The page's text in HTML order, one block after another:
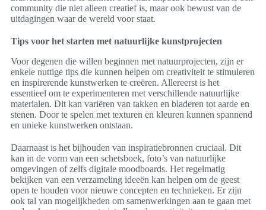
community die niet alleen creatief is, maar ook bewust van de
uitdagingen waar de wereld voor staat.
Tips voor het starten met natuurlijke kunstprojecten
Voor degenen die willen beginnen met natuurprojecten, zijn er
enkele nuttige tips die kunnen helpen om creativiteit te stimuleren
en inspirerende kunstwerken te creëren. Allereerst is het
essentieel om te experimenteren met verschillende natuurlijke
materialen. Dit kan variëren van takken en bladeren tot aarde en
stenen. Door te spelen met texturen en kleuren kunnen spannend
en unieke kunstwerken ontstaan.
Daarnaast is het bijhouden van inspiratiebronnen cruciaal. Dit
kan in de vorm van een schetsboek, foto’s van natuurlijke
omgevingen of zelfs digitale moodboards. Het regelmatig
bekijken van een verzameling ideeën kan helpen om de geest
open te houden voor nieuwe concepten en technieken. Er zijn
ook tal van mogelijkheden om samenwerkingen aan te gaan met